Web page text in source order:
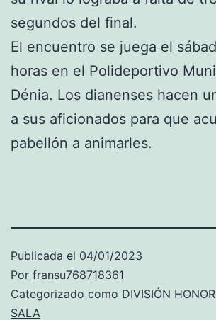
segundos del final.
El encuentro se juega el
horas en el Polideportivo
Dénia. Los dianenses hacen
a sus aficionados para que
pabellón a animarles.
Publicada el 04/01/2023
Por fransu768718361
Categorizado como DIVISIÓN
SALA